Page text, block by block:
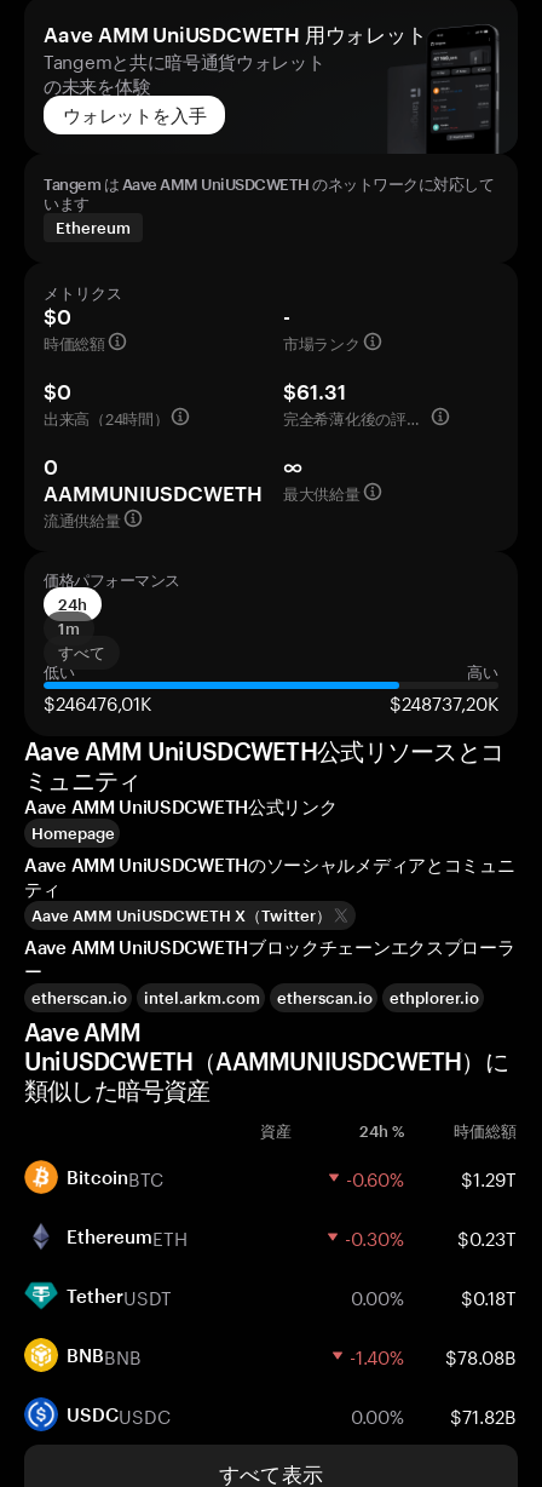
Aave AMM UniUSDCWETH 用ウォレット
Tangemと共に暗号通貨ウォレット
の未来を体験
ウォレットを入手
Tangem は Aave AMM UniUSDCWETH のネットワークに対応して
います
Ethereum
メトリクス
$0
時価総額
-
市場ランク
$0
出来高（24時間）
$61.31
完全希薄化後の評価額
0
AAMMUNIUSDCWETH
流通供給量
∞
最大供給量
価格パフォーマンス
24h
1m
すべて
低い
高い
$246476,01K
$248737,20K
Aave AMM UniUSDCWETH公式リソースとコ
ミュニティ
Aave AMM UniUSDCWETH公式リンク
Homepage
Aave AMM UniUSDCWETHのソーシャルメディアとコミュニ
ティ
Aave AMM UniUSDCWETH X（Twitter）
Aave AMM UniUSDCWETHブロックチェーンエクスプローラ
ー
etherscan.io intel.arkm.com etherscan.io ethplorer.io
Aave AMM
UniUSDCWETH（AAMMUNIUSDCWETH）に
類似した暗号資産
資産 24h % 時価総額
BitcoinBTC -0.60% $1.29T
EthereumETH -0.30% $0.23T
TetherUSDT 0.00% $0.18T
BNBBNB -1.40% $78.08B
USDCUSDC 0.00% $71.82B
すべて表示